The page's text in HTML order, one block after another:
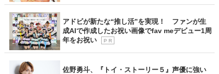
アドビが新たな“推し活”を実現！ ファンが生
成AIで作成したお祝い画像でfav meデビュー1周
年をお祝い
P R
佐野勇斗、『トイ・ストーリー５』声優に強い